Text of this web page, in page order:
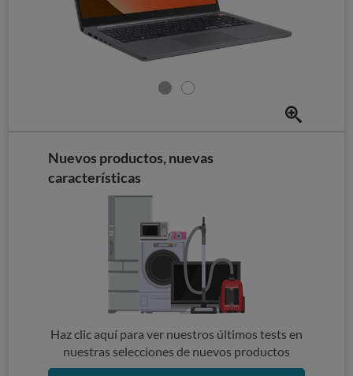
Nuevos productos, nuevas
características
Haz clic aquí para ver nuestros últimos tests en
nuestras selecciones de nuevos productos